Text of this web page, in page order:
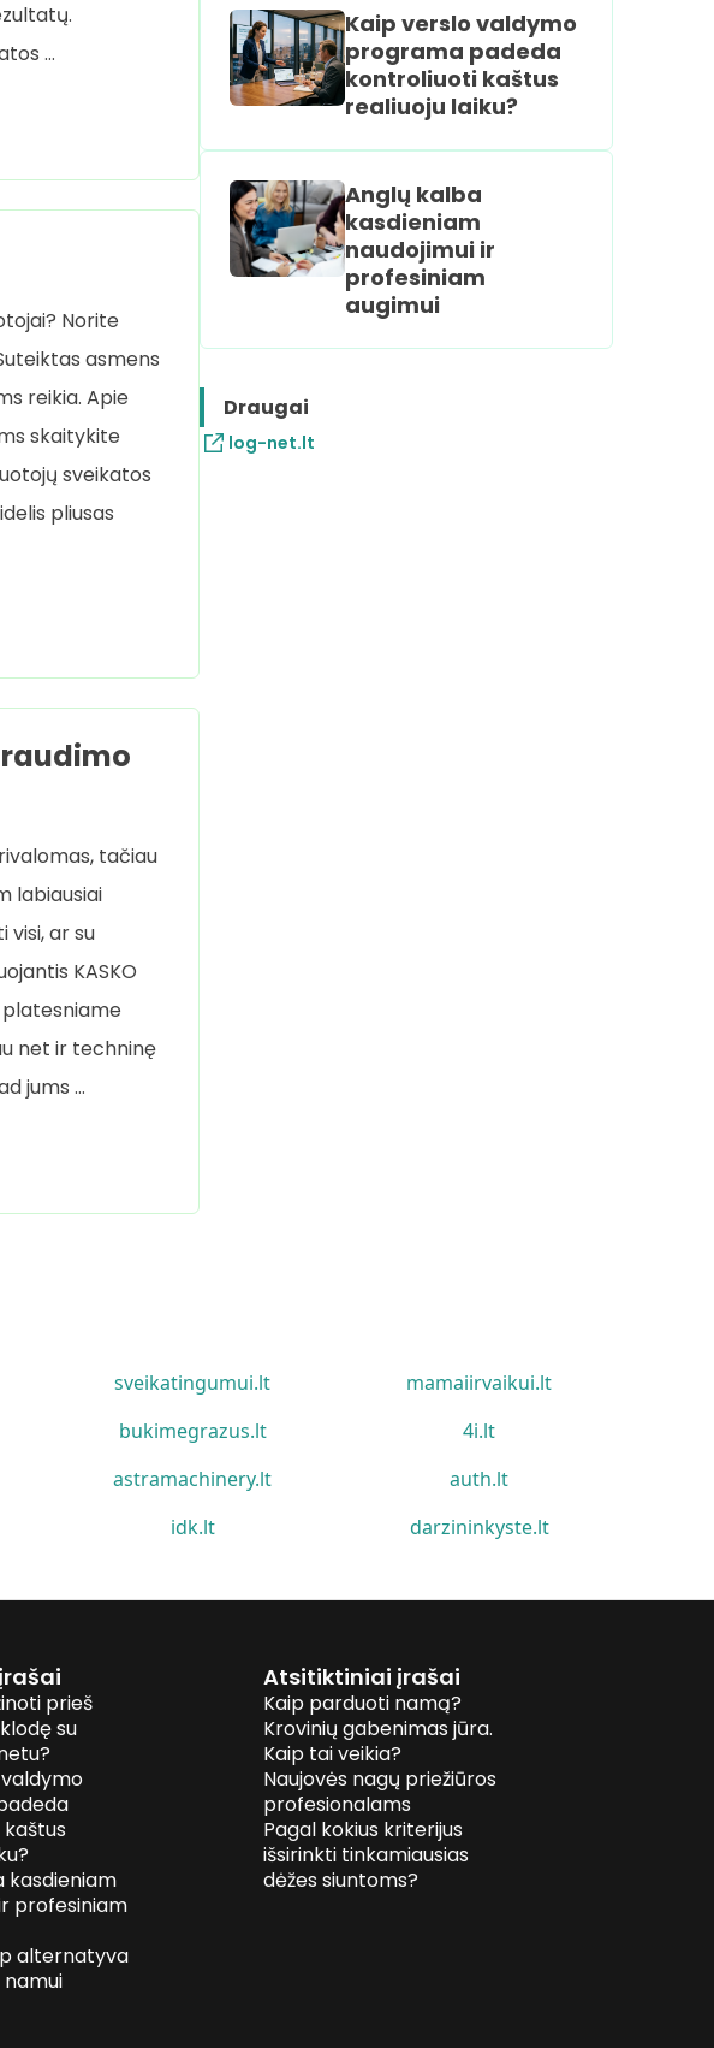
…
Norite
asmens
reikia. Apie
skaitykite
sveikatos
pliusas
tačiau
labiausiai
visi, ar su
KASKO
platesniame
net ir techninę
jums …
Kaip verslo valdymo
programa padeda
kontroliuoti kaštus
realiuoju laiku?
Anglų kalba
kasdieniam
naudojimui ir
profesiniam
augimui
Draugai
log-net.lt
sveikatingumui.lt
mamaiirvaikui.lt
bukimegrazus.lt
4i.lt
astramachinery.lt
auth.lt
idk.lt darzininkyste.lt
prieš
su
kasdieniam
profesiniam
alternatyva
Atsitiktiniai įrašai
Kaip parduoti namą?
Krovinių gabenimas jūra.
Kaip tai veikia?
Naujovės nagų priežiūros
profesionalams
Pagal kokius kriterijus
išsirinkti tinkamiausias
dėžes siuntoms?